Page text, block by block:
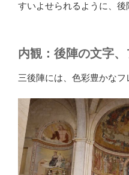
すいよせられるように、後
内観：後陣の文字
三後陣には、色彩豊かなフ